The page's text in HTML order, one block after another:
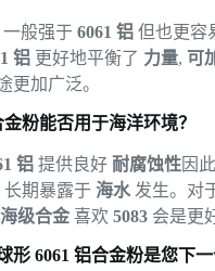
般强于 6061 铝但也更容
铝更好地平衡了 力量, 可
更加广泛。
粉能否用于海洋环境？
铝提供良好 耐腐蚀性因
长期暴露于 海水发生。对
级合金喜欢 5083会是更
形 6061 铝合金粉是您下